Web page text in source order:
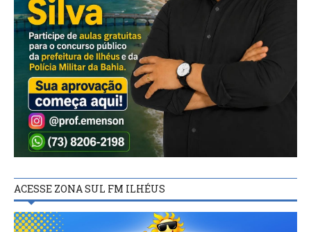
ACESSE ZONA SUL FM ILHÉUS